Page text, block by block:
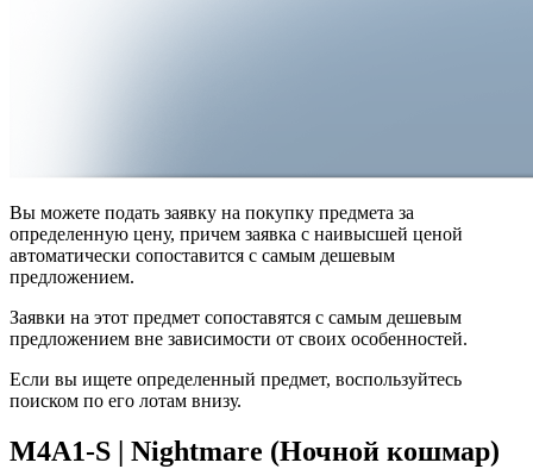
Вы можете подать заявку на покупку предмета за
определенную цену, причем заявка с наивысшей ценой
автоматически сопоставится с самым дешевым
предложением.
Заявки на этот предмет сопоставятся с самым дешевым
предложением вне зависимости от своих особенностей.
Если вы ищете определенный предмет, воспользуйтесь
поиском по его лотам внизу.
M4A1-S | Nightmare (Ночной кошмар)